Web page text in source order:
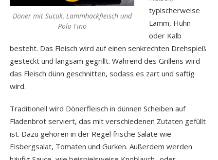
Döner mit Sucuk, Lammhackfleisch und
Polo Fino
typischerweise
Lamm, Huhn
oder Kalb
besteht. Das Fleisch wird auf einen senkrechten Drehspieß
gesteckt und langsam gegrillt. Während des Grillens wird
das Fleisch dünn geschnitten, sodass es zart und saftig
wird.
Traditionell wird Dönerfleisch in dünnen Scheiben auf
Fladenbrot serviert, das mit verschiedenen Zutaten gefüllt
ist. Dazu gehören in der Regel frische Salate wie
Eisbergsalat, Tomaten und Gurken. Außerdem werden